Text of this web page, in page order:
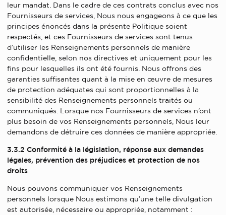
leur mandat. Dans le cadre de ces contrats conclus avec nos
Fournisseurs de services, Nous nous engageons à ce que les
principes énoncés dans la présente Politique soient
respectés, et ces Fournisseurs de services sont tenus
d’utiliser les Renseignements personnels de manière
confidentielle, selon nos directives et uniquement pour les
fins pour lesquelles ils ont été fournis. Nous offrons des
garanties suffisantes quant à la mise en œuvre de mesures
de protection adéquates qui sont proportionnelles à la
sensibilité des Renseignements personnels traités ou
communiqués. Lorsque nos Fournisseurs de services n’ont
plus besoin de vos Renseignements personnels, Nous leur
demandons de détruire ces données de manière appropriée.
3.3.2 Conformité à la législation, réponse aux demandes
légales, prévention des préjudices et protection de nos
droits
Nous pouvons communiquer vos Renseignements
personnels lorsque Nous estimons qu’une telle divulgation
est autorisée, nécessaire ou appropriée, notamment :